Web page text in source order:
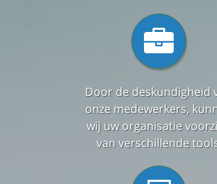
Door de deskundigheid
onze medewerkers,
wij uw organisatie
van verschillende